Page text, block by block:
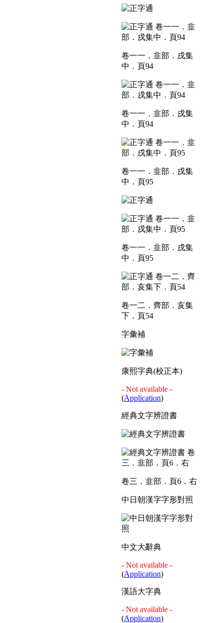
卷一一．韭部．戌集
中．頁94
卷一一．韭部．戌集
中．頁94
卷一一．韭部．戌集
中．頁95
卷一一．韭部．戌集
中．頁95
卷一二．齊部．亥集
下．頁54
字彙補
康熙字典(校正本)
- Not available -
(Application)
經典文字辨證書
卷三．韭部．頁6．右
中日朝漢字字形對照
中文大辭典
- Not available -
(Application)
漢語大字典
- Not available -
(Application)